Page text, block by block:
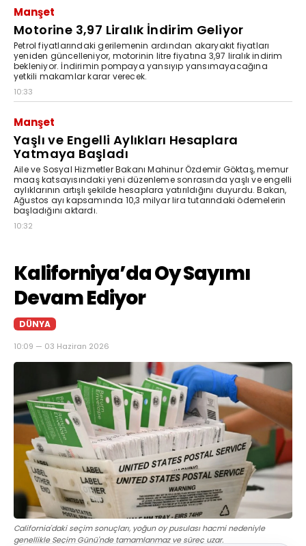
Manşet
Motorine 3,97 Liralık İndirim Geliyor
Petrol fiyatlarındaki gerilemenin ardından akaryakıt fiyatları
yeniden güncelleniyor, motorinin litre fiyatına 3,97 liralık indirim
bekleniyor. İndirimin pompaya yansıyıp yansımayacağına
yetkili makamlar karar verecek.
10:33
Manşet
Yaşlı ve Engelli Aylıkları Hesaplara
Yatmaya Başladı
Aile ve Sosyal Hizmetler Bakanı Mahinur Özdemir Göktaş, memur
maaş katsayısındaki yeni düzenleme sonrasında yaşlı ve engelli
aylıklarının artışlı şekilde hesaplara yatırıldığını duyurdu. Bakan,
Ağustos ayı kapsamında 10,3 milyar lira tutarındaki ödemelerin
başladığını aktardı.
10:32